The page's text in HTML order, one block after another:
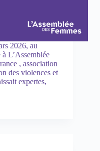
2026, au
L’Assemblée
, association
des violences et
expertes,